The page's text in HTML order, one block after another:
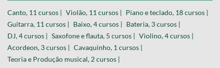
Canto, 11 cursos | Violão, 11 cursos | Piano e teclado, 18 cursos |
Guitarra, 11 cursos | Baixo, 4 cursos | Bateria, 3 cursos |
DJ, 4 cursos | Saxofone e flauta, 5 cursos | Violino, 4 cursos |
Acordeon, 3 cursos | Cavaquinho, 1 cursos |
Teoria e Produção musical, 2 cursos |